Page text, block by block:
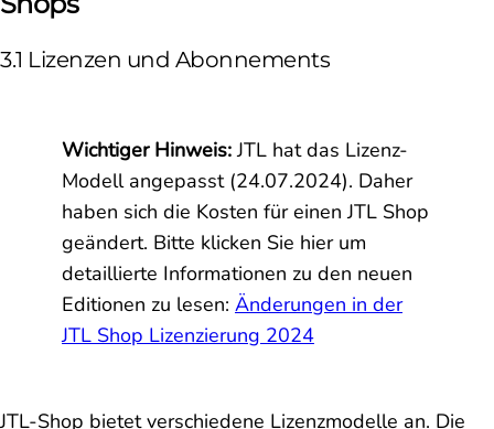
3.1 Lizenzen und Abonnements
Wichtiger Hinweis:JTL hat das Lizenz-
Modell angepasst (24.07.2024). Daher
haben sich die Kosten für einen JTL Shop
geändert. Bitte klicken Sie hier um
detaillierte Informationen zu den neuen
Editionen zu lesen: Änderungen in der
JTL Shop Lizenzierung 2024
JTL-Shop bietet verschiedene Lizenzmodelle an. Die